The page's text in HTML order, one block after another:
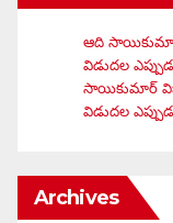
ఆది సాయికుమార్
విడుదల
సాయికుమార్
విడుదల
Archives